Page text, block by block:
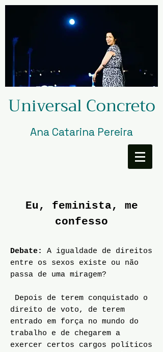
Universal Concreto
Ana Catarina Pereira
Eu, feminista, me
confesso
Debate: A igualdade de direitos
entre os sexos existe ou não
passa de uma miragem?
Depois de terem conquistado o
direito de voto, de terem
entrado em força no mundo do
trabalho e de chegarem a
exercer certos cargos políticos